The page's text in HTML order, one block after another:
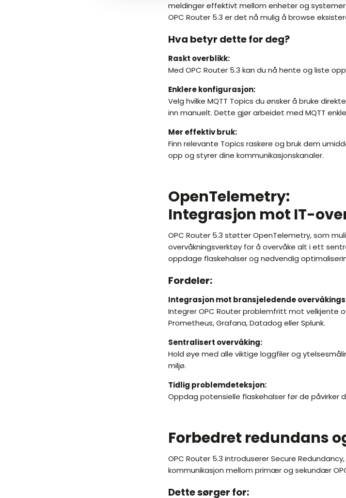
meldinger effektivt mellom enheter og
OPC Router 5.3 er det nå mulig å browse
Hva betyr dette for deg?
Raskt overblikk:
Med OPC Router 5.3 kan du nå hente og liste
Enklere konfigurasjon:
Velg hvilke MQTT Topics du ønsker å bruke
inn manuelt. Dette gjør arbeidet med MQTT
Mer effektiv bruk:
Finn relevante Topics raskere og bruk dem
opp og styrer dine kommunikasjonskanaler.
OpenTelemetry:
Integrasjon mot IT-
OPC Router 5.3 støtter OpenTelemetry, som
overvåkningsverktøy for å overvåke alt i ett
oppdage flaskehalser og nødvendig
Fordeler:
Integrasjon mot bransjeledende
Integrer OPC Router problemfritt mot velkjente
Prometheus, Grafana, Datadog eller Splunk.
Sentralisert overvåking:
Hold øye med alle viktige loggfiler og
miljø.
Tidlig problemdeteksjon:
Oppdag potensielle flaskehalser før de påvirker
Forbedret redundans
OPC Router 5.3 introduserer Secure
kommunikasjon mellom primær og sekundær
Dette sørger for: